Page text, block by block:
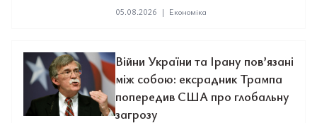
05.08.2026 | Економіка
Війни України та Ірану пов’язані
між собою: ексрадник Трампа
попередив США про глобальну
загрозу